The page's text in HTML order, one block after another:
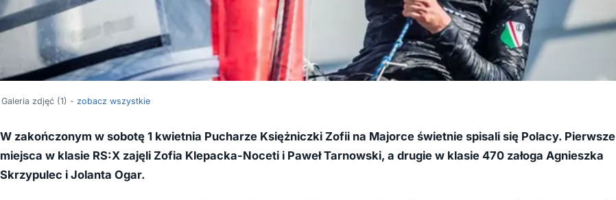
Galeria zdjęć (1) - zobacz wszystkie
W zakończonym w sobotę 1 kwietnia Pucharze Księżniczki Zofii na Majorce świetnie spisali się Polacy. Pierwsze
miejsca w klasie RS:X zajęli Zofia Klepacka-Noceti i Paweł Tarnowski, a drugie w klasie 470 załoga Agnieszka
Skrzypulec i Jolanta Ogar.